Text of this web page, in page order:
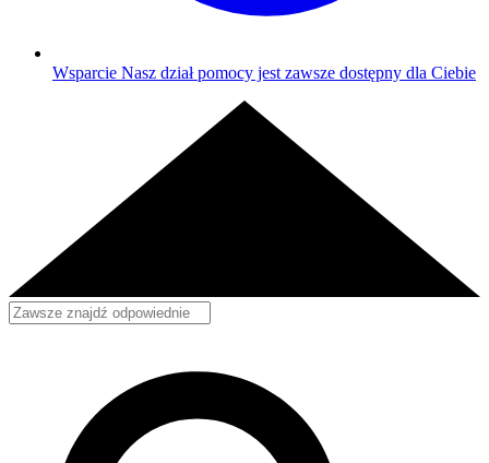
Wsparcie Nasz dział pomocy jest zawsze dostępny dla Ciebie